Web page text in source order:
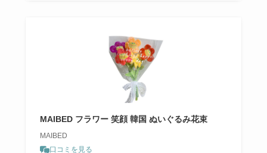
MAIBED フラワー 笑顔 韓国 ぬいぐるみ花束
MAIBED
口コミを見る